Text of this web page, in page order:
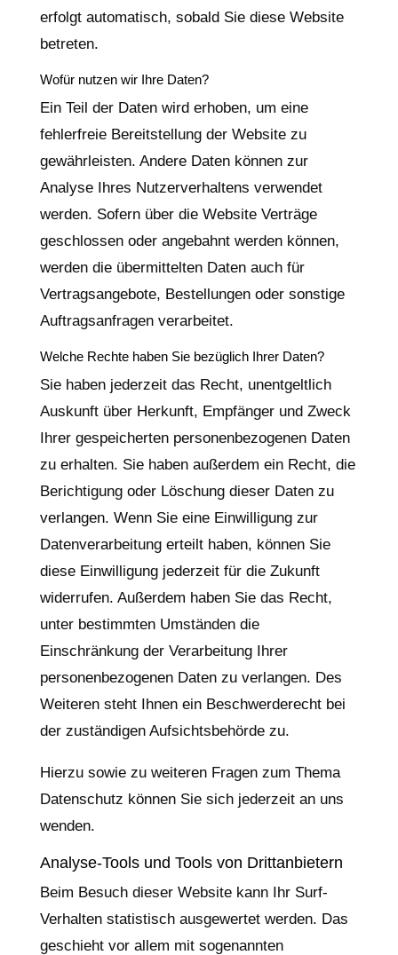
erfolgt automatisch, sobald Sie diese Website
betreten.
Wofür nutzen wir Ihre Daten?
Ein Teil der Daten wird erhoben, um eine
fehlerfreie Bereitstellung der Website zu
gewährleisten. Andere Daten können zur
Analyse Ihres Nutzerverhaltens verwendet
werden. Sofern über die Website Verträge
geschlossen oder angebahnt werden können,
werden die übermittelten Daten auch für
Vertragsangebote, Bestellungen oder sonstige
Auftragsanfragen verarbeitet.
Welche Rechte haben Sie bezüglich Ihrer Daten?
Sie haben jederzeit das Recht, unentgeltlich
Auskunft über Herkunft, Empfänger und Zweck
Ihrer gespeicherten personenbezogenen Daten
zu erhalten. Sie haben außerdem ein Recht, die
Berichtigung oder Löschung dieser Daten zu
verlangen. Wenn Sie eine Einwilligung zur
Datenverarbeitung erteilt haben, können Sie
diese Einwilligung jederzeit für die Zukunft
widerrufen. Außerdem haben Sie das Recht,
unter bestimmten Umständen die
Einschränkung der Verarbeitung Ihrer
personenbezogenen Daten zu verlangen. Des
Weiteren steht Ihnen ein Beschwerderecht bei
der zuständigen Aufsichtsbehörde zu.
Hierzu sowie zu weiteren Fragen zum Thema
Datenschutz können Sie sich jederzeit an uns
wenden.
Analyse-Tools und Tools von Dritt­anbietern
Beim Besuch dieser Website kann Ihr Surf-
Verhalten statistisch ausgewertet werden. Das
geschieht vor allem mit sogenannten